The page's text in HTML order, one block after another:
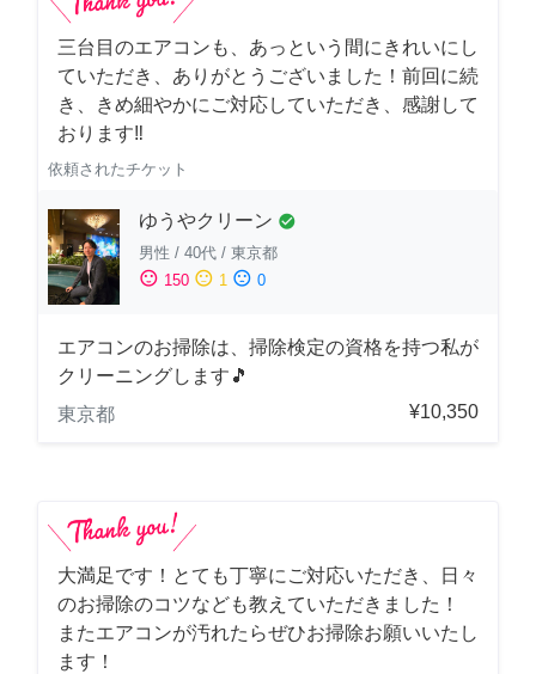
三台目のエアコンも、あっという間にきれいにし
ていただき、ありがとうございました！前回に続
き、きめ細やかにご対応していただき、感謝して
おります‼️
依頼されたチケット
ゆうやクリーン check_circle
男性 / 40代 / 東京都
sentiment_satisfied 150 sentiment_neutral 1 sentiment_dissatisfied 0
エアコンのお掃除は、掃除検定の資格を持つ私が
クリーニングします🎵
東京都
¥10,350
大満足です！とても丁寧にご対応いただき、日々
のお掃除のコツなども教えていただきました！
またエアコンが汚れたらぜひお掃除お願いいたし
ます！